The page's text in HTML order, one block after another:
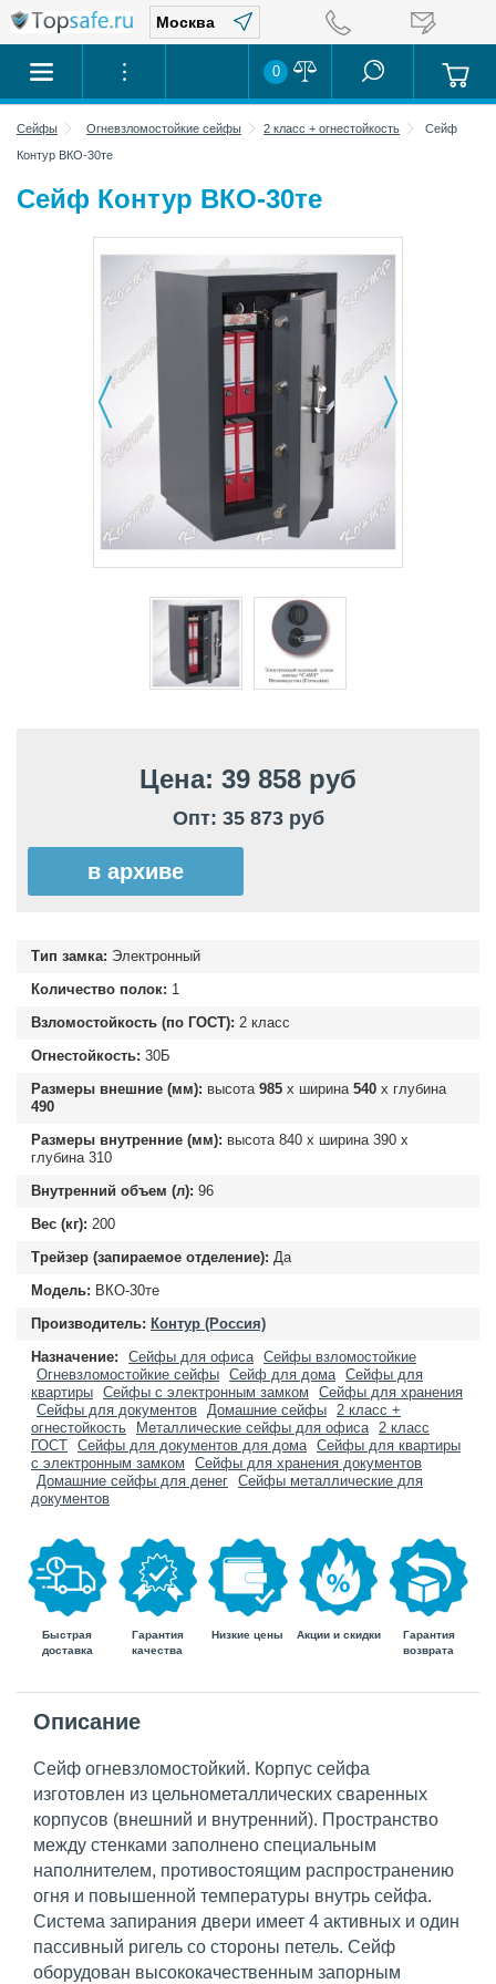
0
Сейфы Огневзломостойкие сейфы 2 класс + огнестойкость
Сейф
Контур ВКО-30те
Сейф Контур ВКО-30те
Цена: 39 858 руб
Опт: 35 873 руб
в архиве
Тип замка: Электронный
Количество полок: 1
Взломостойкость (по ГОСТ): 2 класс
Огнестойкость: 30Б
Размеры внешние (мм): высота 985 х ширина 540 х глубина
490
Размеры внутренние (мм): высота 840 х ширина 390 х
глубина 310
Внутренний объем (л): 96
Вес (кг): 200
Трейзер (запираемое отделение): Да
Модель: ВКО-30те
Производитель: Контур (Россия)
Назначение:
Сейфы для офиса Сейфы взломостойкие
Огневзломостойкие сейфы Сейф для дома Сейфы для
квартиры Сейфы с электронным замком
Сейфы для хранения
Сейфы для документов
Домашние сейфы
2 класс +
огнестойкость
Металлические сейфы для офиса
2 класс
ГОСТ Сейфы для документов для дома Сейфы для квартиры
с электронным замком
Сейфы для хранения документов
Домашние сейфы для денег Сейфы металлические для
документов
Быстрая
доставка
Гарантия
качества
Низкие цены Акции и скидки
Гарантия
возврата
Описание
Сейф огневзломостойкий. Корпус сейфа
изготовлен из цельнометаллических сваренных
корпусов (внешний и внутренний). Пространство
между стенками заполнено специальным
наполнителем, противостоящим распространению
огня и повышенной температуры внутрь сейфа.
Система запирания двери имеет 4 активных и один
пассивный ригель со стороны петель. Сейф
оборудован высококачественным запорным